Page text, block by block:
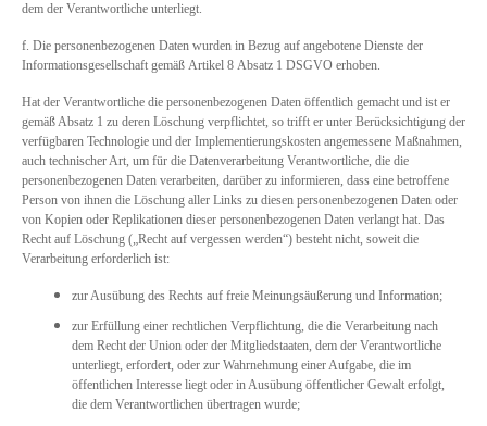
dem der Verantwortliche unterliegt.
f. Die personenbezogenen Daten wurden in Bezug auf angebotene Dienste der
Informationsgesellschaft gemäß Artikel 8 Absatz 1 DSGVO erhoben.
Hat der Verantwortliche die personenbezogenen Daten öffentlich gemacht und ist er
gemäß Absatz 1 zu deren Löschung verpflichtet, so trifft er unter Berücksichtigung der
verfügbaren Technologie und der Implementierungskosten angemessene Maßnahmen,
auch technischer Art, um für die Datenverarbeitung Verantwortliche, die die
personenbezogenen Daten verarbeiten, darüber zu informieren, dass eine betroffene
Person von ihnen die Löschung aller Links zu diesen personenbezogenen Daten oder
von Kopien oder Replikationen dieser personenbezogenen Daten verlangt hat. Das
Recht auf Löschung („Recht auf vergessen werden“) besteht nicht, soweit die
Verarbeitung erforderlich ist:
zur Ausübung des Rechts auf freie Meinungsäußerung und Information;
zur Erfüllung einer rechtlichen Verpflichtung, die die Verarbeitung nach
dem Recht der Union oder der Mitgliedstaaten, dem der Verantwortliche
unterliegt, erfordert, oder zur Wahrnehmung einer Aufgabe, die im
öffentlichen Interesse liegt oder in Ausübung öffentlicher Gewalt erfolgt,
die dem Verantwortlichen übertragen wurde;